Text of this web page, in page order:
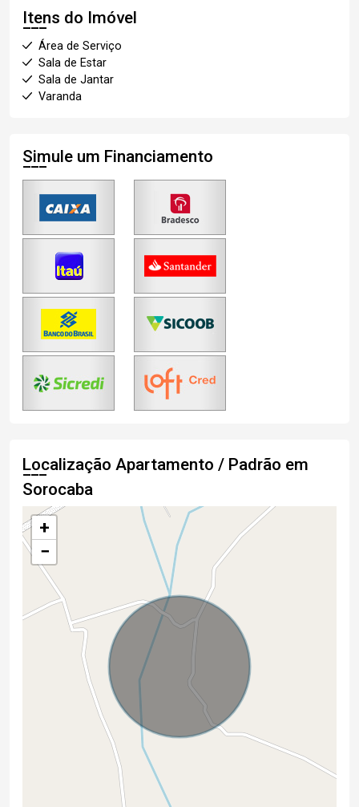
Itens do Imóvel
Área de Serviço
Sala de Estar
Sala de Jantar
Varanda
Simule um Financiamento
Localização Apartamento / Padrão em
Sorocaba
+
−